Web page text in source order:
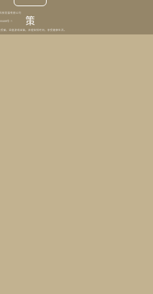
策
技发展有限公司
号-1
骗，适度游戏益脑，合理安排时间，享受健康生活。